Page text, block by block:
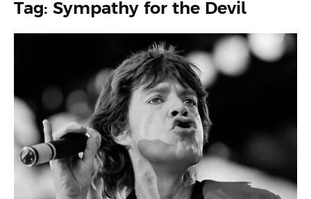
Tag: Sympathy for the Devil